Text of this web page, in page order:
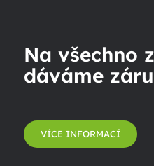
Na všechno
dáváme
VÍCE INFORMACÍ